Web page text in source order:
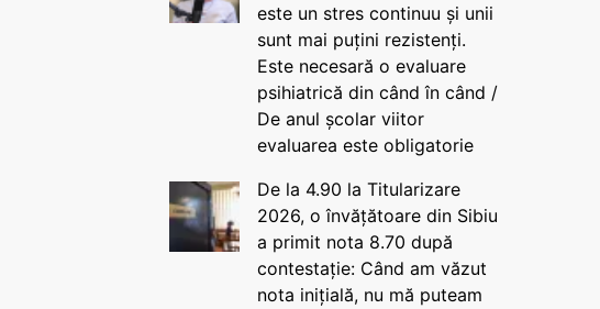
este un stres continuu și unii
sunt mai puțini rezistenți.
Este necesară o evaluare
psihiatrică din când în când /
De anul școlar viitor
evaluarea este obligatorie
De la 4.90 la Titularizare
2026, o învățătoare din Sibiu
a primit nota 8.70 după
contestație: Când am văzut
nota inițială, nu mă puteam